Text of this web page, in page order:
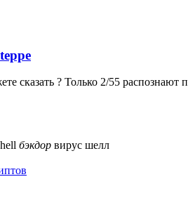
сказать ? Только 2/55
бэкдор вирус шелл